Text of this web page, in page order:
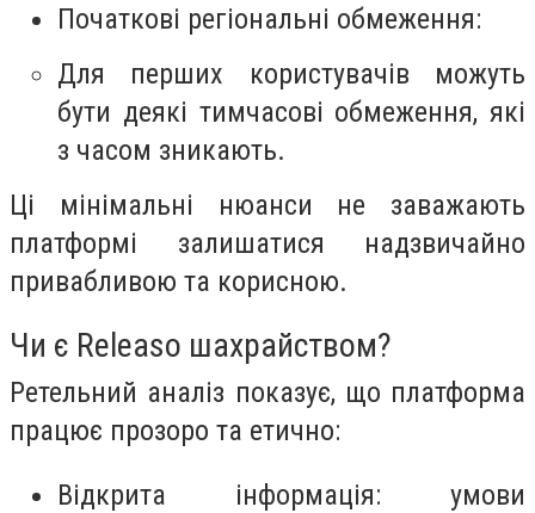
Початкові регіональні обмеження:
Для перших користувачів можуть
бути деякі тимчасові обмеження, які
з часом зникають.
Ці мінімальні нюанси не заважають
платформі залишатися надзвичайно
привабливою та корисною.
Чи є Releaso шахрайством?
Ретельний аналіз показує, що платформа
працює прозоро та етично:
Відкрита інформація: умови